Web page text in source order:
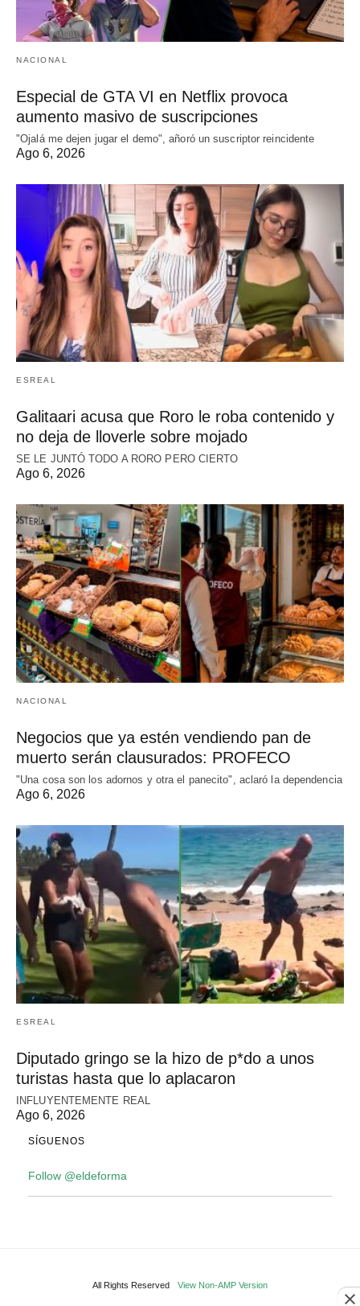
NACIONAL
Especial de GTA VI en Netflix provoca
aumento masivo de suscripciones
"Ojalá me dejen jugar el demo", añoró un suscriptor reincidente
Ago 6, 2026
ESREAL
Galitaari acusa que Roro le roba contenido y
no deja de lloverle sobre mojado
SE LE JUNTÓ TODO A RORO PERO CIERTO
Ago 6, 2026
NACIONAL
Negocios que ya estén vendiendo pan de
muerto serán clausurados: PROFECO
"Una cosa son los adornos y otra el panecito", aclaró la dependencia
Ago 6, 2026
ESREAL
Diputado gringo se la hizo de p*do a unos
turistas hasta que lo aplacaron
INFLUYENTEMENTE REAL
Ago 6, 2026
SÍGUENOS
Follow @eldeforma
All Rights Reserved View Non-AMP Version